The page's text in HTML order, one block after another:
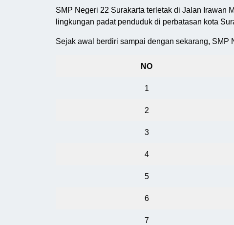
SMP Negeri 22 Surakarta terletak di Jalan Irawan
lingkungan padat penduduk di perbatasan kota
Sejak awal berdiri sampai dengan sekarang,
NO
1
2
3
4
5
6
7